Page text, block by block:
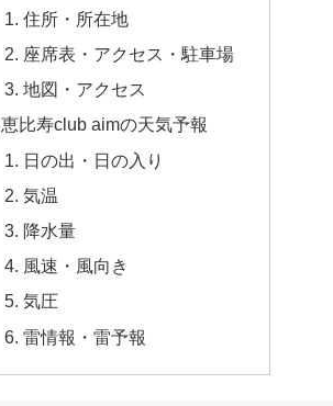
住所・所在地
座席表・アクセス・駐車場
地図・アクセス
恵比寿club aimの天気予報
日の出・日の入り
気温
降水量
風速・風向き
気圧
雷情報・雷予報